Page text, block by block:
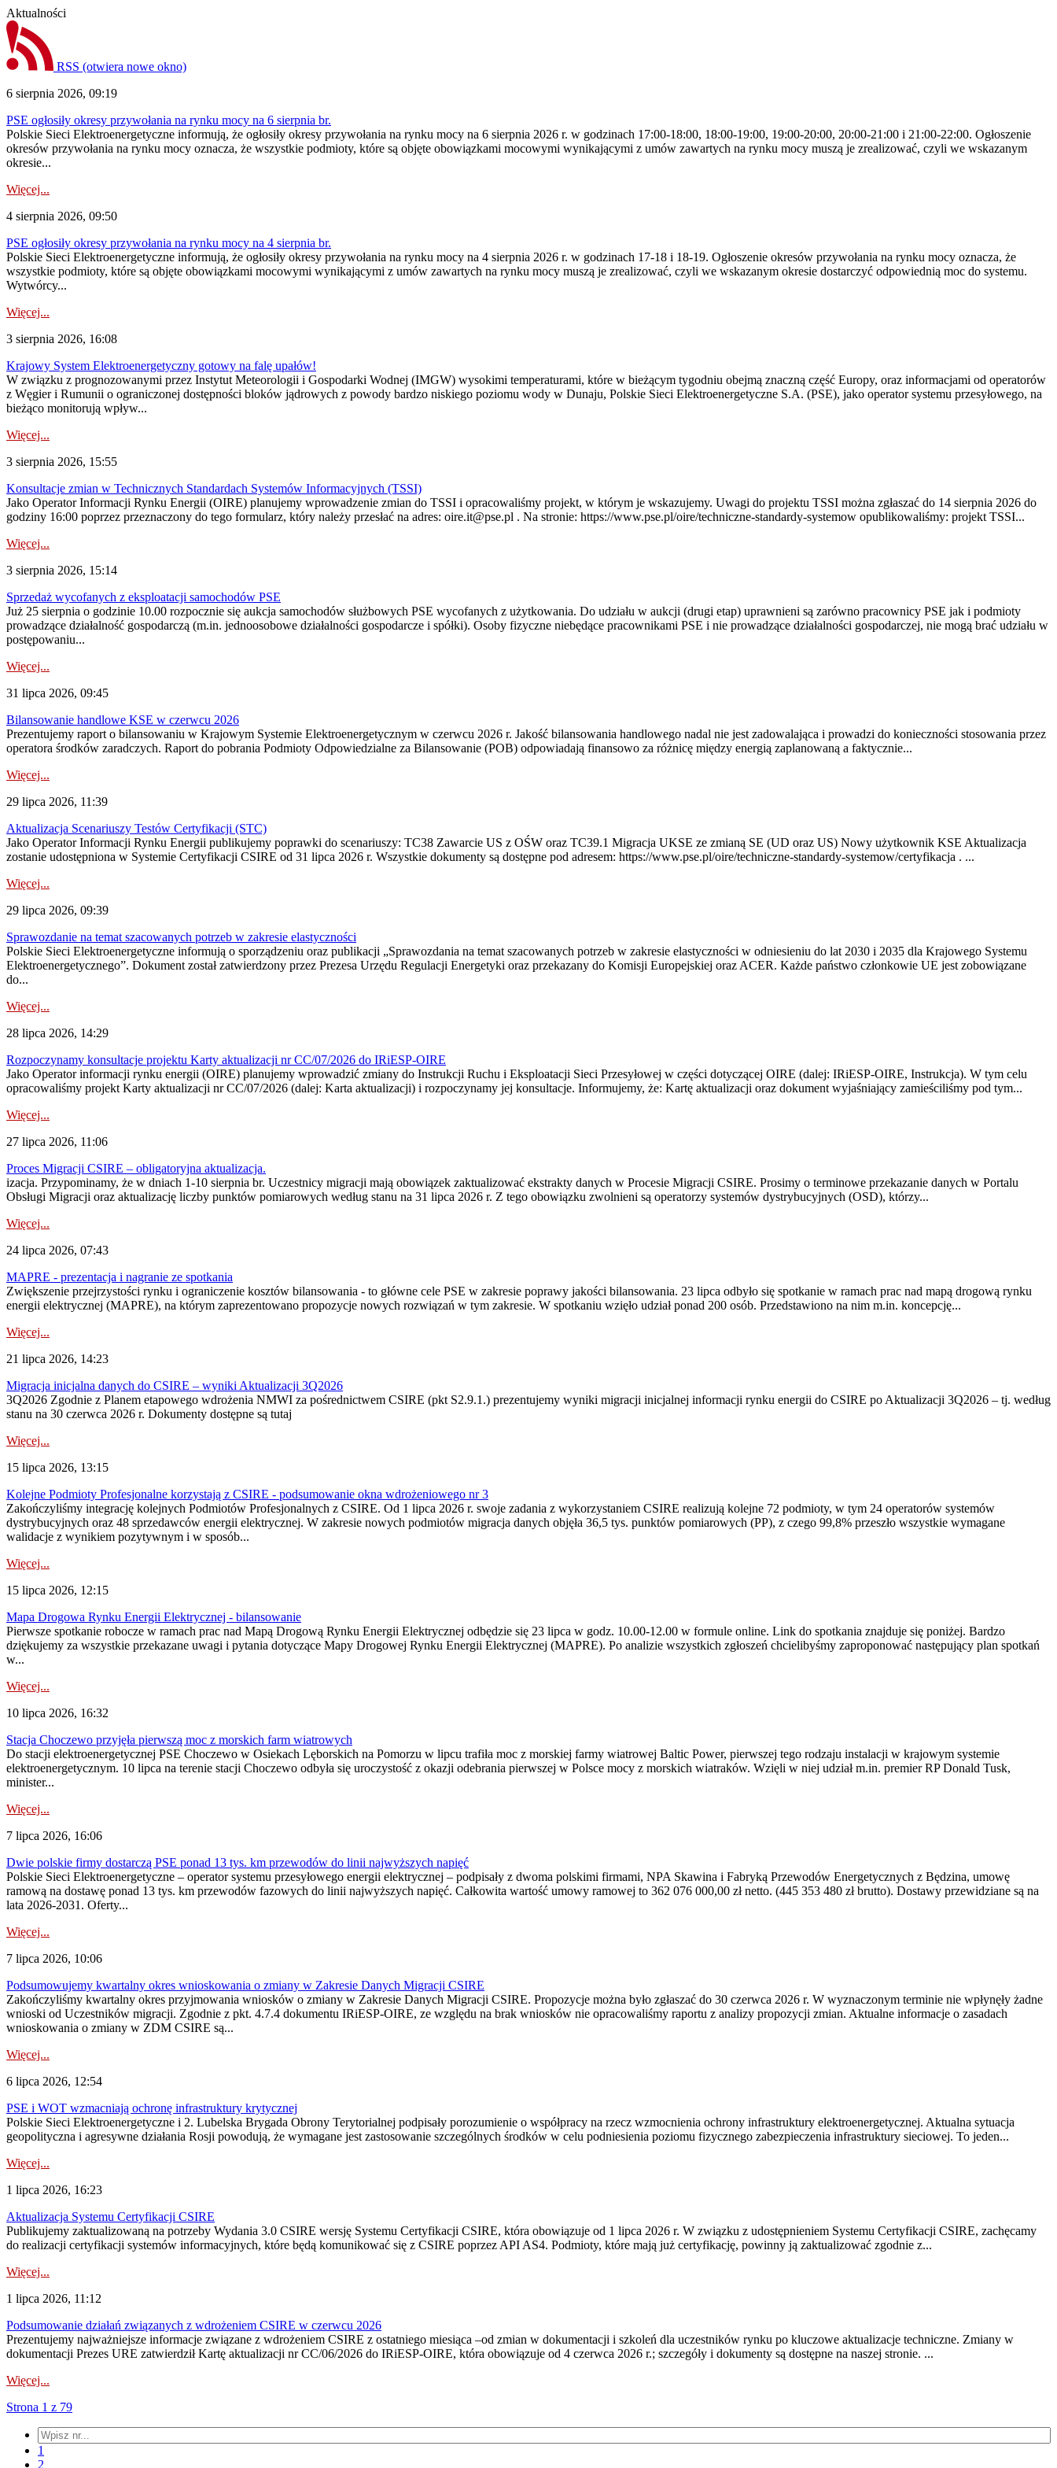
Aktualności
RSS (otwiera nowe okno)
6 sierpnia 2026, 09:19
PSE ogłosiły okresy przywołania na rynku mocy na 6 sierpnia br.
Polskie Sieci Elektroenergetyczne informują, że ogłosiły okresy przywołania na rynku mocy na 6 sierpnia 2026 r. w godzinach 17:00-18:00, 18:00-19:00, 19:00-20:00, 20:00-21:00 i 21:00-22:00. Ogłoszenie
okresów przywołania na rynku mocy oznacza, że wszystkie podmioty, które są objęte obowiązkami mocowymi wynikającymi z umów zawartych na rynku mocy muszą je zrealizować, czyli we wskazanym
okresie...
Więcej...
4 sierpnia 2026, 09:50
PSE ogłosiły okresy przywołania na rynku mocy na 4 sierpnia br.
Polskie Sieci Elektroenergetyczne informują, że ogłosiły okresy przywołania na rynku mocy na 4 sierpnia 2026 r. w godzinach 17-18 i 18-19. Ogłoszenie okresów przywołania na rynku mocy oznacza, że
wszystkie podmioty, które są objęte obowiązkami mocowymi wynikającymi z umów zawartych na rynku mocy muszą je zrealizować, czyli we wskazanym okresie dostarczyć odpowiednią moc do systemu.
Wytwórcy...
Więcej...
3 sierpnia 2026, 16:08
Krajowy System Elektroenergetyczny gotowy na falę upałów!
W związku z prognozowanymi przez Instytut Meteorologii i Gospodarki Wodnej (IMGW) wysokimi temperaturami, które w bieżącym tygodniu obejmą znaczną część Europy, oraz informacjami od operatorów
z Węgier i Rumunii o ograniczonej dostępności bloków jądrowych z powody bardzo niskiego poziomu wody w Dunaju, Polskie Sieci Elektroenergetyczne S.A. (PSE), jako operator systemu przesyłowego, na
bieżąco monitorują wpływ...
Więcej...
3 sierpnia 2026, 15:55
Konsultacje zmian w Technicznych Standardach Systemów Informacyjnych (TSSI)
Jako Operator Informacji Rynku Energii (OIRE) planujemy wprowadzenie zmian do TSSI i opracowaliśmy projekt, w którym je wskazujemy. Uwagi do projektu TSSI można zgłaszać do 14 sierpnia 2026 do
godziny 16:00 poprzez przeznaczony do tego formularz, który należy przesłać na adres: oire.it@pse.pl . Na stronie: https://www.pse.pl/oire/techniczne-standardy-systemow opublikowaliśmy: projekt TSSI...
Więcej...
3 sierpnia 2026, 15:14
Sprzedaż wycofanych z eksploatacji samochodów PSE
Już 25 sierpnia o godzinie 10.00 rozpocznie się aukcja samochodów służbowych PSE wycofanych z użytkowania. Do udziału w aukcji (drugi etap) uprawnieni są zarówno pracownicy PSE jak i podmioty
prowadzące działalność gospodarczą (m.in. jednoosobowe działalności gospodarcze i spółki). Osoby fizyczne niebędące pracownikami PSE i nie prowadzące działalności gospodarczej, nie mogą brać udziału w
postępowaniu...
Więcej...
31 lipca 2026, 09:45
Bilansowanie handlowe KSE w czerwcu 2026
Prezentujemy raport o bilansowaniu w Krajowym Systemie Elektroenergetycznym w czerwcu 2026 r. Jakość bilansowania handlowego nadal nie jest zadowalająca i prowadzi do konieczności stosowania przez
operatora środków zaradczych. Raport do pobrania Podmioty Odpowiedzialne za Bilansowanie (POB) odpowiadają finansowo za różnicę między energią zaplanowaną a faktycznie...
Więcej...
29 lipca 2026, 11:39
Aktualizacja Scenariuszy Testów Certyfikacji (STC)
Jako Operator Informacji Rynku Energii publikujemy poprawki do scenariuszy: TC38 Zawarcie US z OŚW oraz TC39.1 Migracja UKSE ze zmianą SE (UD oraz US) Nowy użytkownik KSE Aktualizacja
zostanie udostępniona w Systemie Certyfikacji CSIRE od 31 lipca 2026 r. Wszystkie dokumenty są dostępne pod adresem: https://www.pse.pl/oire/techniczne-standardy-systemow/certyfikacja . ...
Więcej...
29 lipca 2026, 09:39
Sprawozdanie na temat szacowanych potrzeb w zakresie elastyczności
Polskie Sieci Elektroenergetyczne informują o sporządzeniu oraz publikacji „Sprawozdania na temat szacowanych potrzeb w zakresie elastyczności w odniesieniu do lat 2030 i 2035 dla Krajowego Systemu
Elektroenergetycznego”. Dokument został zatwierdzony przez Prezesa Urzędu Regulacji Energetyki oraz przekazany do Komisji Europejskiej oraz ACER. Każde państwo członkowie UE jest zobowiązane
do...
Więcej...
28 lipca 2026, 14:29
Rozpoczynamy konsultacje projektu Karty aktualizacji nr CC/07/2026 do IRiESP-OIRE
Jako Operator informacji rynku energii (OIRE) planujemy wprowadzić zmiany do Instrukcji Ruchu i Eksploatacji Sieci Przesyłowej w części dotyczącej OIRE (dalej: IRiESP-OIRE, Instrukcja). W tym celu
opracowaliśmy projekt Karty aktualizacji nr CC/07/2026 (dalej: Karta aktualizacji) i rozpoczynamy jej konsultacje. Informujemy, że: Kartę aktualizacji oraz dokument wyjaśniający zamieściliśmy pod tym...
Więcej...
27 lipca 2026, 11:06
Proces Migracji CSIRE – obligatoryjna aktualizacja.
izacja. Przypominamy, że w dniach 1-10 sierpnia br. Uczestnicy migracji mają obowiązek zaktualizować ekstrakty danych w Procesie Migracji CSIRE. Prosimy o terminowe przekazanie danych w Portalu
Obsługi Migracji oraz aktualizację liczby punktów pomiarowych według stanu na 31 lipca 2026 r. Z tego obowiązku zwolnieni są operatorzy systemów dystrybucyjnych (OSD), którzy...
Więcej...
24 lipca 2026, 07:43
MAPRE - prezentacja i nagranie ze spotkania
Zwiększenie przejrzystości rynku i ograniczenie kosztów bilansowania - to główne cele PSE w zakresie poprawy jakości bilansowania. 23 lipca odbyło się spotkanie w ramach prac nad mapą drogową rynku
energii elektrycznej (MAPRE), na którym zaprezentowano propozycje nowych rozwiązań w tym zakresie. W spotkaniu wzięło udział ponad 200 osób. Przedstawiono na nim m.in. koncepcję...
Więcej...
21 lipca 2026, 14:23
Migracja inicjalna danych do CSIRE – wyniki Aktualizacji 3Q2026
3Q2026 Zgodnie z Planem etapowego wdrożenia NMWI za pośrednictwem CSIRE (pkt S2.9.1.) prezentujemy wyniki migracji inicjalnej informacji rynku energii do CSIRE po Aktualizacji 3Q2026 – tj. według
stanu na 30 czerwca 2026 r. Dokumenty dostępne są tutaj
Więcej...
15 lipca 2026, 13:15
Kolejne Podmioty Profesjonalne korzystają z CSIRE - podsumowanie okna wdrożeniowego nr 3
Zakończyliśmy integrację kolejnych Podmiotów Profesjonalnych z CSIRE. Od 1 lipca 2026 r. swoje zadania z wykorzystaniem CSIRE realizują kolejne 72 podmioty, w tym 24 operatorów systemów
dystrybucyjnych oraz 48 sprzedawców energii elektrycznej. W zakresie nowych podmiotów migracja danych objęła 36,5 tys. punktów pomiarowych (PP), z czego 99,8% przeszło wszystkie wymagane
walidacje z wynikiem pozytywnym i w sposób...
Więcej...
15 lipca 2026, 12:15
Mapa Drogowa Rynku Energii Elektrycznej - bilansowanie
Pierwsze spotkanie robocze w ramach prac nad Mapą Drogową Rynku Energii Elektrycznej odbędzie się 23 lipca w godz. 10.00-12.00 w formule online. Link do spotkania znajduje się poniżej. Bardzo
dziękujemy za wszystkie przekazane uwagi i pytania dotyczące Mapy Drogowej Rynku Energii Elektrycznej (MAPRE). Po analizie wszystkich zgłoszeń chcielibyśmy zaproponować następujący plan spotkań
w...
Więcej...
10 lipca 2026, 16:32
Stacja Choczewo przyjęła pierwszą moc z morskich farm wiatrowych
Do stacji elektroenergetycznej PSE Choczewo w Osiekach Lęborskich na Pomorzu w lipcu trafiła moc z morskiej farmy wiatrowej Baltic Power, pierwszej tego rodzaju instalacji w krajowym systemie
elektroenergetycznym. 10 lipca na terenie stacji Choczewo odbyła się uroczystość z okazji odebrania pierwszej w Polsce mocy z morskich wiatraków. Wzięli w niej udział m.in. premier RP Donald Tusk,
minister...
Więcej...
7 lipca 2026, 16:06
Dwie polskie firmy dostarczą PSE ponad 13 tys. km przewodów do linii najwyższych napięć
Polskie Sieci Elektroenergetyczne – operator systemu przesyłowego energii elektrycznej – podpisały z dwoma polskimi firmami, NPA Skawina i Fabryką Przewodów Energetycznych z Będzina, umowę
ramową na dostawę ponad 13 tys. km przewodów fazowych do linii najwyższych napięć. Całkowita wartość umowy ramowej to 362 076 000,00 zł netto. (445 353 480 zł brutto). Dostawy przewidziane są na
lata 2026-2031. Oferty...
Więcej...
7 lipca 2026, 10:06
Podsumowujemy kwartalny okres wnioskowania o zmiany w Zakresie Danych Migracji CSIRE
Zakończyliśmy kwartalny okres przyjmowania wniosków o zmiany w Zakresie Danych Migracji CSIRE. Propozycje można było zgłaszać do 30 czerwca 2026 r. W wyznaczonym terminie nie wpłynęły żadne
wnioski od Uczestników migracji. Zgodnie z pkt. 4.7.4 dokumentu IRiESP-OIRE, ze względu na brak wniosków nie opracowaliśmy raportu z analizy propozycji zmian. Aktualne informacje o zasadach
wnioskowania o zmiany w ZDM CSIRE są...
Więcej...
6 lipca 2026, 12:54
PSE i WOT wzmacniają ochronę infrastruktury krytycznej
Polskie Sieci Elektroenergetyczne i 2. Lubelska Brygada Obrony Terytorialnej podpisały porozumienie o współpracy na rzecz wzmocnienia ochrony infrastruktury elektroenergetycznej. Aktualna sytuacja
geopolityczna i agresywne działania Rosji powodują, że wymagane jest zastosowanie szczególnych środków w celu podniesienia poziomu fizycznego zabezpieczenia infrastruktury sieciowej. To jeden...
Więcej...
1 lipca 2026, 16:23
Aktualizacja Systemu Certyfikacji CSIRE
Publikujemy zaktualizowaną na potrzeby Wydania 3.0 CSIRE wersję Systemu Certyfikacji CSIRE, która obowiązuje od 1 lipca 2026 r. W związku z udostępnieniem Systemu Certyfikacji CSIRE, zachęcamy
do realizacji certyfikacji systemów informacyjnych, które będą komunikować się z CSIRE poprzez API AS4. Podmioty, które mają już certyfikację, powinny ją zaktualizować zgodnie z...
Więcej...
1 lipca 2026, 11:12
Podsumowanie działań związanych z wdrożeniem CSIRE w czerwcu 2026
Prezentujemy najważniejsze informacje związane z wdrożeniem CSIRE z ostatniego miesiąca –od zmian w dokumentacji i szkoleń dla uczestników rynku po kluczowe aktualizacje techniczne. Zmiany w
dokumentacji Prezes URE zatwierdził Kartę aktualizacji nr CC/06/2026 do IRiESP‑OIRE, która obowiązuje od 4 czerwca 2026 r.; szczegóły i dokumenty są dostępne na naszej stronie. ...
Więcej...
Strona 1 z 79
1
2